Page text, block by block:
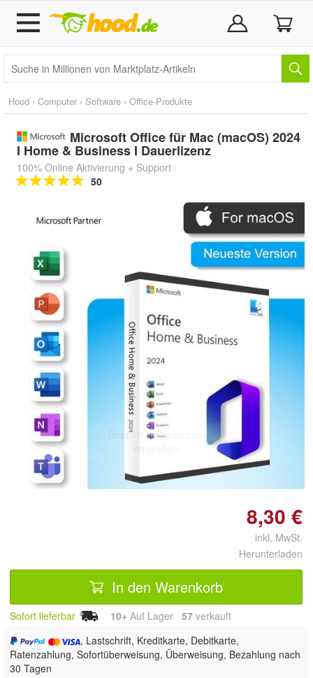
Hood › Computer › Software › Office-Produkte
Microsoft Office für Mac (macOS) 2024
I Home & Business I Dauerlizenz
100% Online Aktivierung + Support
50
Doppelt antippen zum
8,30 €
inkl. MwSt.
Herunterladen
In den Warenkorb
Sofort lieferbar 10+ Auf Lager 57 verkauft
, Lastschrift, Kreditkarte, Debitkarte,
Ratenzahlung, Sofortüberweisung, Überweisung, Bezahlung nach
30 Tagen